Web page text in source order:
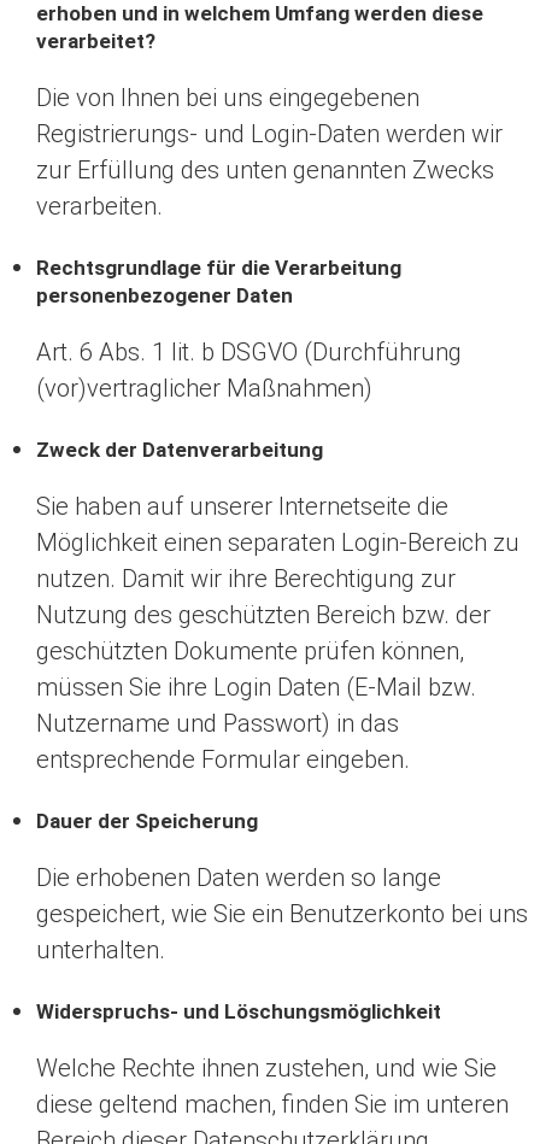
erhoben und in welchem Umfang werden diese
verarbeitet?
Die von Ihnen bei uns eingegebenen
Registrierungs- und Login-Daten werden wir
zur Erfüllung des unten genannten Zwecks
verarbeiten.
Rechtsgrundlage für die Verarbeitung
personenbezogener Daten
Art. 6 Abs. 1 lit. b DSGVO (Durchführung
(vor)vertraglicher Maßnahmen)
Zweck der Datenverarbeitung
Sie haben auf unserer Internetseite die
Möglichkeit einen separaten Login-Bereich zu
nutzen. Damit wir ihre Berechtigung zur
Nutzung des geschützten Bereich bzw. der
geschützten Dokumente prüfen können,
müssen Sie ihre Login Daten (E-Mail bzw.
Nutzername und Passwort) in das
entsprechende Formular eingeben.
Dauer der Speicherung
Die erhobenen Daten werden so lange
gespeichert, wie Sie ein Benutzerkonto bei uns
unterhalten.
Widerspruchs- und Löschungsmöglichkeit
Welche Rechte ihnen zustehen, und wie Sie
diese geltend machen, finden Sie im unteren